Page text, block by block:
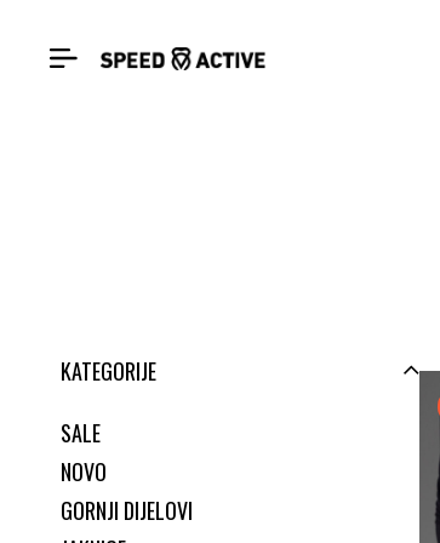
KATEGORIJE
SALE
NOVO
GORNJI DIJELOVI